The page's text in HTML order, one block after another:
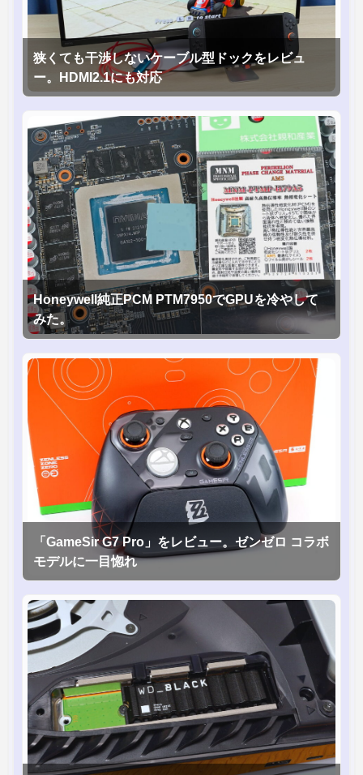
狭くても干渉しないケーブル型ドックをレビュ
ー。HDMI2.1にも対応
Honeywell純正PCM PTM7950でGPUを冷やして
みた。
「GameSir G7 Pro」をレビュー。ゼンゼロ コラボ
モデルに一目惚れ